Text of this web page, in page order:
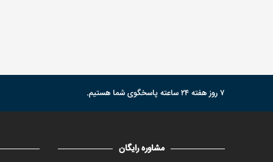
۷ روز هفته ۲۴ ساعته پاسخگوی شما هستیم.
مشاوره رایگان